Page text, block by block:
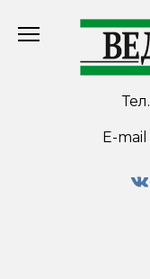
Тел.
E-mail